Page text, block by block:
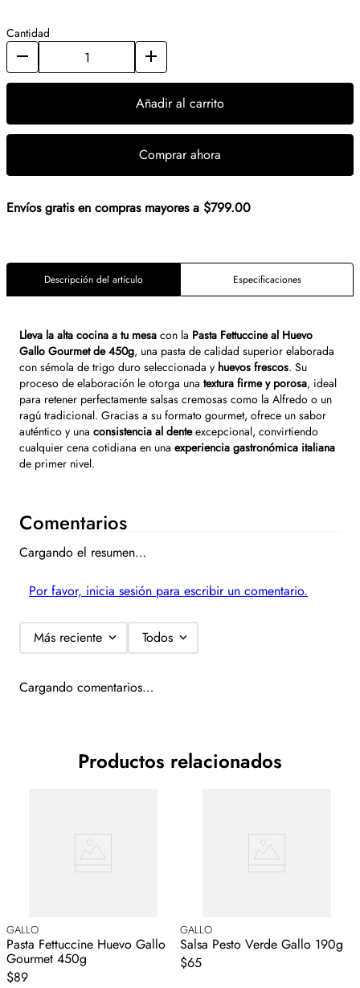
Cantidad
Añadir al carrito
Comprar ahora
Envíos gratis en compras mayores a $799.00
Descripción del artículo Especificaciones
Lleva la alta cocina a tu mesa con la Pasta Fettuccine al Huevo
Gallo Gourmet de 450g, una pasta de calidad superior elaborada
con sémola de trigo duro seleccionada y huevos frescos. Su
proceso de elaboración le otorga una textura firme y porosa, ideal
para retener perfectamente salsas cremosas como la Alfredo o un
ragú tradicional. Gracias a su formato gourmet, ofrece un sabor
auténtico y una consistencia al denteexcepcional, convirtiendo
cualquier cena cotidiana en una experiencia gastronómica italiana
de primer nivel.
Comentarios
Cargando el resumen…
Por favor, inicia sesión para escribir un comentario.
Más reciente Todos
Cargando comentarios…
Productos relacionados
GALLO
Pasta Fettuccine Huevo Gallo
Gourmet 450g
$89
GALLO
Salsa Pesto Verde Gallo 190g
$65